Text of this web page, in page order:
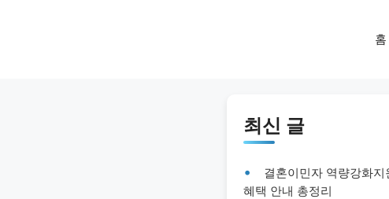
홈
최신 글
결혼이민자 역량강화지
혜택 안내 총정리